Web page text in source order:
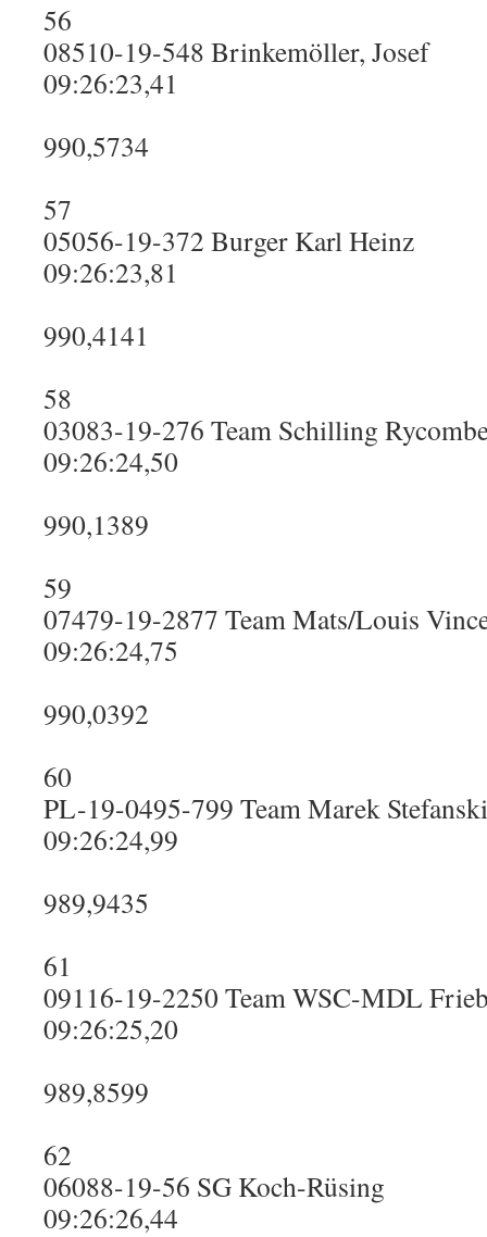
56
08510-19-548 Brinkemöller, Josef
09:26:23,41
990,5734
57
05056-19-372 Burger Karl Heinz
09:26:23,81
990,4141
58
03083-19-276 Team Schilling
09:26:24,50
990,1389
59
07479-19-2877 Team Mats/Louis
09:26:24,75
990,0392
60
PL-19-0495-799 Team Marek Stefanski
09:26:24,99
989,9435
61
09116-19-2250 Team WSC-MDL
09:26:25,20
989,8599
62
06088-19-56 SG Koch-Rüsing
09:26:26,44